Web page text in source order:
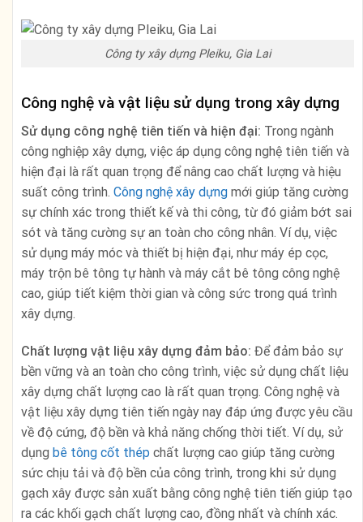
Công ty xây dựng Pleiku, Gia Lai
Công nghệ và vật liệu sử dụng trong xây dựng
Sử dụng công nghệ tiên tiến và hiện đại: Trong ngành
công nghiệp xây dựng, việc áp dụng công nghệ tiên tiến và
hiện đại là rất quan trọng để nâng cao chất lượng và hiệu
suất công trình. Công nghệ xây dựng mới giúp tăng cường
sự chính xác trong thiết kế và thi công, từ đó giảm bớt sai
sót và tăng cường sự an toàn cho công nhân. Ví dụ, việc
sử dụng máy móc và thiết bị hiện đại, như máy ép cọc,
máy trộn bê tông tự hành và máy cắt bê tông công nghệ
cao, giúp tiết kiệm thời gian và công sức trong quá trình
xây dựng.
Chất lượng vật liệu xây dựng đảm bảo: Để đảm bảo sự
bền vững và an toàn cho công trình, việc sử dụng chất liệu
xây dựng chất lượng cao là rất quan trọng. Công nghệ và
vật liệu xây dựng tiên tiến ngày nay đáp ứng được yêu cầu
về độ cứng, độ bền và khả năng chống thời tiết. Ví dụ, sử
dụng bê tông cốt thép chất lượng cao giúp tăng cường
sức chịu tải và độ bền của công trình, trong khi sử dụng
gạch xây được sản xuất bằng công nghệ tiên tiến giúp tạo
ra các khối gạch chất lượng cao, đồng nhất và chính xác.